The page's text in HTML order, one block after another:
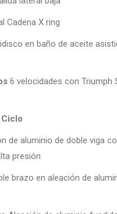
Cadena X ring
en baño de aceite
6 velocidades con Triumph
de aluminio de doble viga
presión
brazo en aleación de